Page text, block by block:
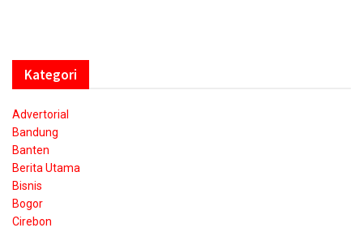
Kategori
Advertorial
Bandung
Banten
Berita Utama
Bisnis
Bogor
Cirebon